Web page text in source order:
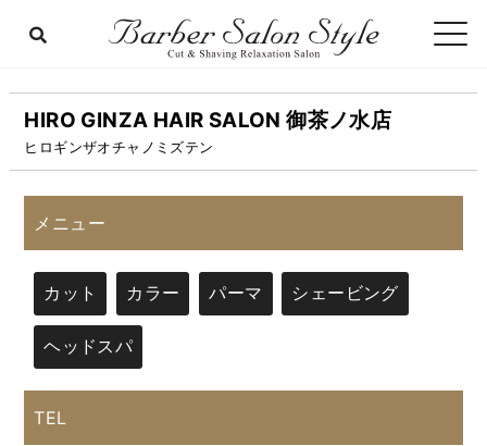
HIRO GINZA HAIR SALON 御茶ノ水店
ヒロギンザオチャノミズテン
メニュー
カット カラー パーマ シェービング
ヘッドスパ
TEL